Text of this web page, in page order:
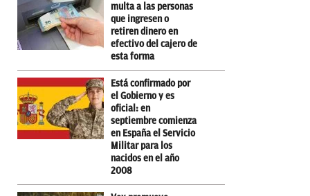
multa a las personas
que ingresen o
retiren dinero en
efectivo del cajero de
esta forma
Está confirmado por
el Gobierno y es
oficial: en
septiembre comienza
en España el Servicio
Militar para los
nacidos en el año
2008